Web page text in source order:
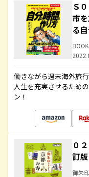
Ｓ
市
る
働きながら週末海外旅
人生を充実させるため
ン！
０
訂版
御朱印